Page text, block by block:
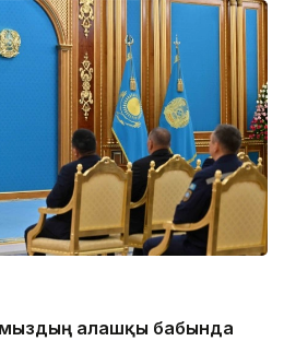
алғашқы бабында